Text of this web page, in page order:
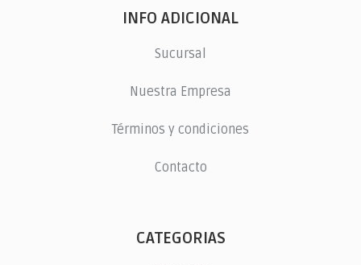
INFO ADICIONAL
Sucursal
Nuestra Empresa
Términos y condiciones
Contacto
CATEGORIAS